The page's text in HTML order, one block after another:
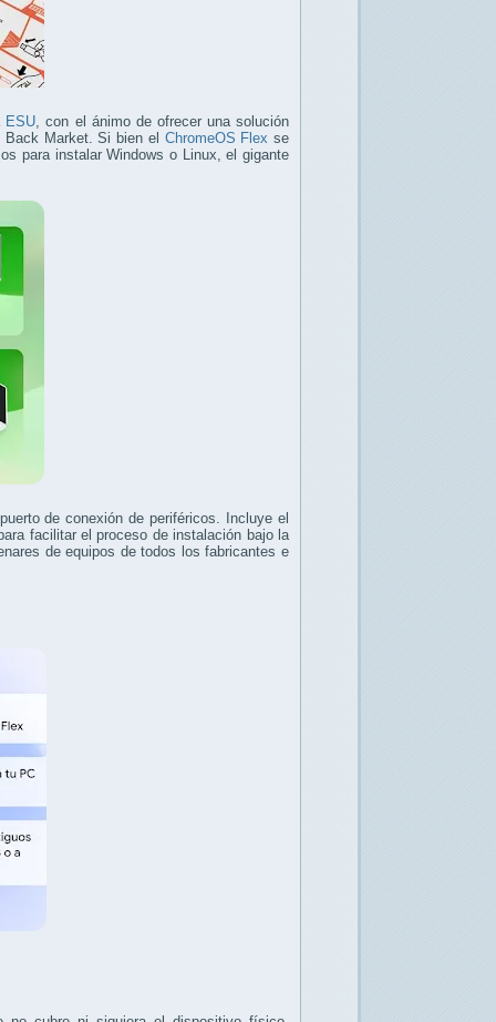
ESU , con el ánimo de ofrecer una solución
Market. Si bien el ChromeOS Flex se
para instalar Windows o Linux, el gigante
de conexión de periféricos. Incluye el
facilitar el proceso de instalación bajo la
de equipos de todos los fabricantes e